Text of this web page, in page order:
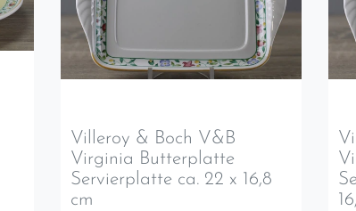
Villeroy & Boch V&B
Virginia Butterplatte
Servierplatte ca. 22 x 16,8
cm